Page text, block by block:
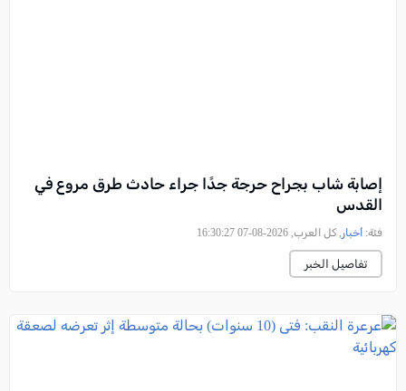
إصابة شاب بجراح حرجة جدًا جراء حادث طرق مروع في
القدس
فئة: أخبار , كل العرب, 2026-08-07 16:30:27
تفاصيل الخبر